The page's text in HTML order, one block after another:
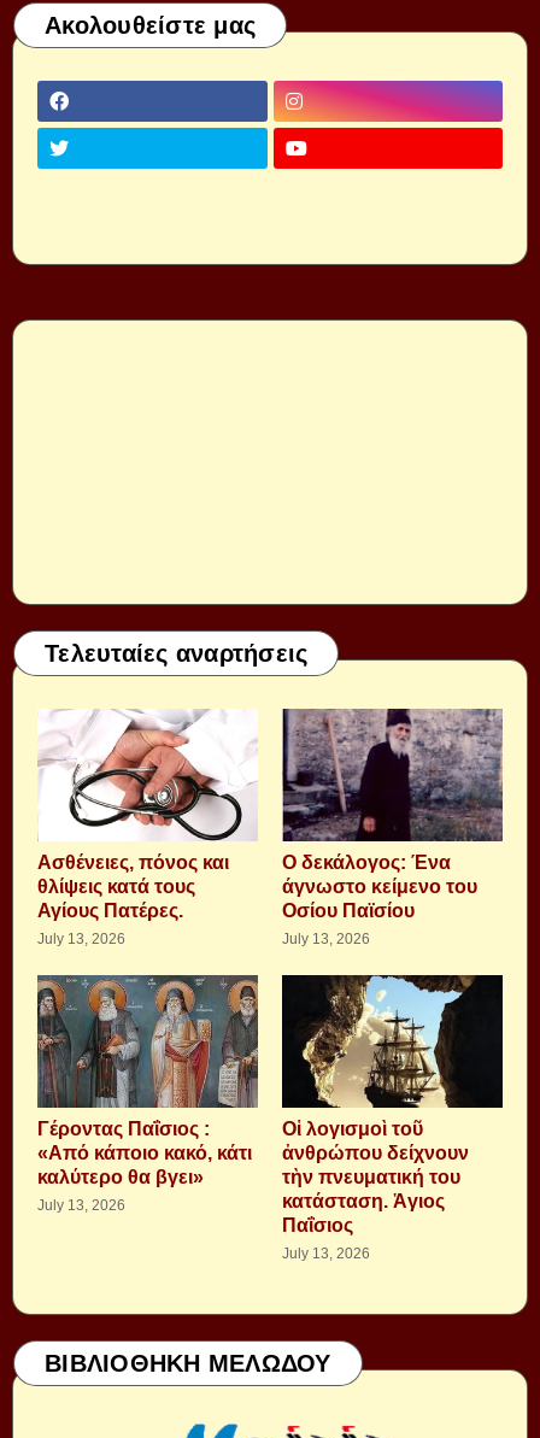
Ακολουθείστε μας
Τελευταίες αναρτήσεις
Aσθένειες, πόνος και
θλίψεις κατά τους
Αγίους Πατέρες.
July 13, 2026
Ο δεκάλογος: Ένα
άγνωστο κείμενο του
Οσίου Παϊσίου
July 13, 2026
Γέροντας Παΐσιος :
«Από κάποιο κακό, κάτι
καλύτερο θα βγει»
July 13, 2026
Οἱ λογισμοὶ τοῦ
ἀνθρώπου δείχνουν
τὴν πνευματική του
κατάσταση. Ἁγιος
Παΐσιος
July 13, 2026
ΒΙΒΛΙΟΘΗΚΗ ΜΕΛΩΔΟΥ